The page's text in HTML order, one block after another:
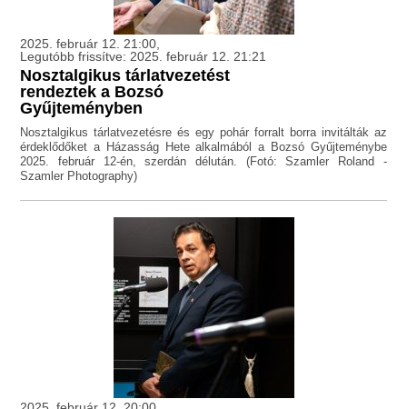
2025. február 12. 21:00,
Legutóbb frissítve: 2025. február 12. 21:21
Nosztalgikus tárlatvezetést
rendeztek a Bozsó
Gyűjteményben
Nosztalgikus tárlatvezetésre és egy pohár forralt borra invitálták az
érdeklődőket a Házasság Hete alkalmából a Bozsó Gyűjteménybe
2025. február 12-én, szerdán délután. (Fotó: Szamler Roland -
Szamler Photography)